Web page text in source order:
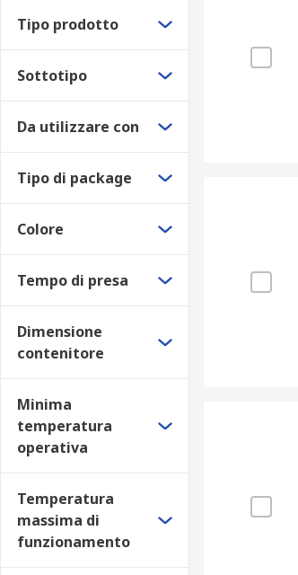
metalli,calcestruzzo, gomma,
adesivo anaerobico, Sigillante
Adesivi speciali in PVC rigido
Attivatori adesivi, I primer e gli
Tipo prodotto
Sottotipo
Da utilizzare con
Tipo di package
Colore
Tempo di presa
Dimensione
contenitore
Minima
temperatura
operativa
Temperatura
massima di
funzionamento